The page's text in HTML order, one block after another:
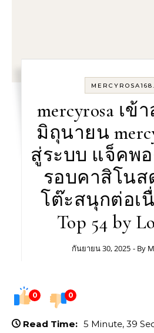
mercyrosa เข้
มิถุนายน
สู่ระบบ แจ็คพ
รอบคาสิโน
โต๊ะสนุกต่อเ
Top 54 by
กันยายน 30, 2025 - By
0 0
Read Time: 5 Minute, 39